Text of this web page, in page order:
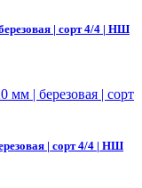
| сорт 4/4 | НШ
| сорт 4/4 | НШ